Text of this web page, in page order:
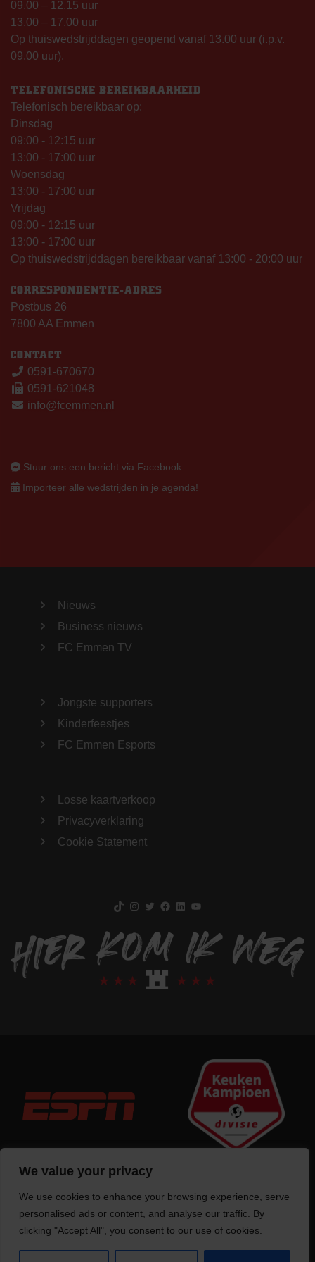
We value your privacy
We use cookies to enhance your browsing experience, serve
personalised ads or content, and analyse our traffic. By
clicking "Accept All", you consent to our use of cookies.
09.00 – 12.15 uur
13.00 – 17.00 uur
Op thuiswedstrijddagen geopend vanaf 13.00 uur (i.p.v.
09.00 uur).
TELEFONISCHE BEREIKBAARHEID
Telefonisch bereikbaar op:
Dinsdag
09:00 - 12:15 uur
13:00 - 17:00 uur
Woensdag
13:00 - 17:00 uur
Vrijdag
09:00 - 12:15 uur
13:00 - 17:00 uur
Op thuiswedstrijddagen bereikbaar vanaf 13:00 - 20:00 uur
CORRESPONDENTIE-ADRES
Postbus 26
7800 AA Emmen
CONTACT
0591-670670
0591-621048
info@fcemmen.nl
Stuur ons een bericht via Facebook
Importeer alle wedstrijden in je agenda!
Nieuws
Business nieuws
FC Emmen TV
Jongste supporters
Kinderfeestjes
FC Emmen Esports
Losse kaartverkoop
Privacyverklaring
Cookie Statement
Trotse bouwervan deze website